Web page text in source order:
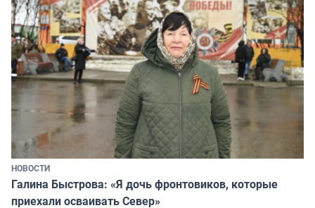
НОВОСТИ
Галина Быстрова: «Я дочь фронтовиков, которые
приехали осваивать Север»